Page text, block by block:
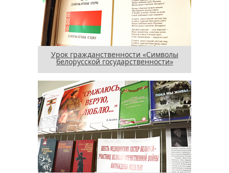
Урок гражданственности «Символы
белорусской государственности»